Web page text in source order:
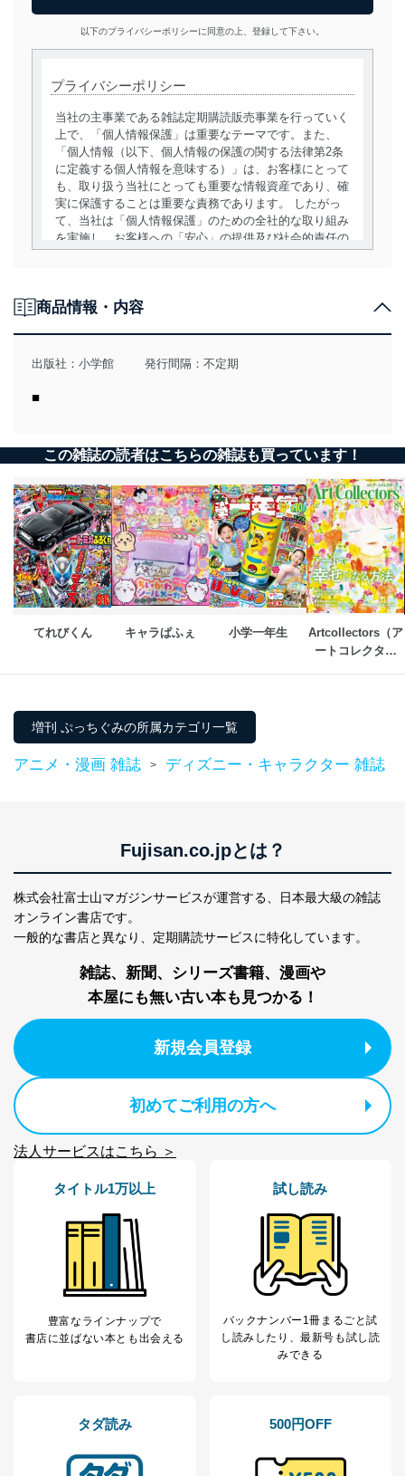
以下のプライバシーポリシーに同意の上、登録して下さい。
プライバシーポリシー
当社の主事業である雑誌定期購読販売事業を行っていく
上で、「個人情報保護」は重要なテーマです。また、
「個人情報（以下、個人情報の保護の関する法律第2条
に定義する個人情報を意味する）」は、お客様にとって
も、取り扱う当社にとっても重要な情報資産であり、確
実に保護することは重要な責務であります。 したがっ
て、当社は「個人情報保護」のための全社的な取り組み
を実施し、お客様への「安心」の提供及び社会的責任の
用目的を明確にし、本人の同意を得たうえで利用目的の
達成に必要な範囲内で適法かつ公正な手段によって取
得・利用・提供を行います。また、当社が保有している
措置を講じます。
法令遵守
当社は、個人情報に関連する法令、国が定める指針及び
その他の規範を遵守します。また、当社の管理の仕組み
に、これらの法令及びその他の規範を常に適合させま
す。
個人情報の安全管理措置
当社は、個人情報の正確性及び安全性を確保するため
に、下記セキュリティ対策をはじめとする安全対策を実
施し、個人情報の漏えい、滅失またはき損の防止及び是
アクセス制御
個人データを取り扱うことのできる機器及び当該
の不要なアクセスを防止しています。
ベース等を取り扱う情報システムを使用する従業
者を識別・認証しています。
外部からの不正アクセス等の防止
個人データを取り扱う機器等のオペレーティング
システムを最新の状態に保持しています。
ソフトウェア等を導入し、自動更新 機能等の活用
により、これを最新状態としています。
メール等により個人データの含まれるファイルを
設定しています。
個人情報保護マネジメントシステムの継続的改善
当社は、内部監査及びマネジメントレビューの機会を通
じて、個人情報保護マネジメントシステムを継続的に改
善し、常に最良の状態を維持します。
苦情及び相談受付け窓口
貴殿の個人情報及び当社の個人情報保護マネジメントシ
ステムに関するご相談及び苦情については以下までご連
絡ください。
適切、かつ迅速に対応させていただきます。
株式会社富士山マガジンサービス 個人情報問い合わせ
改訂：2025年2月20日
株式会社富士山マガジンサービス
商品情報・内容
出版社： 小学館 発行間隔：不定期
■
この雑誌の読者はこちらの雑誌も買っています！
てれびくん キャラぱふぇ 小学一年生
Artcollectors（ア
ートコレクター
増刊 ぷっちぐみの所属カテゴリ一覧
アニメ・漫画 雑誌 > ディズニー・キャラクター 雑誌
Fujisan.co.jpとは？
株式会社富士山マガジンサービスが運営する、
日本最大級の雑誌
オンライン書店です。
一般的な書店と異なり、 定期購読サービスに特化しています。
雑誌、新聞、シリーズ書籍、漫画や
本屋にも無い古い本も見つかる！
新規会員登録
初めてご利用の方へ
法人サービスはこちら ＞
タイトル1万以上
豊富なラインナップで
書店に並ばない本とも出会える
試し読み
バックナンバー1冊まるごと試
し読み したり、最新号も試し読
みできる
タダ読み 500円OFF